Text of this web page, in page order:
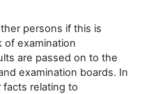
persons if this is
of examination
are passed on to the
examination boards. In
relating to